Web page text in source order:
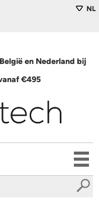
NL
en Nederland bij
€495